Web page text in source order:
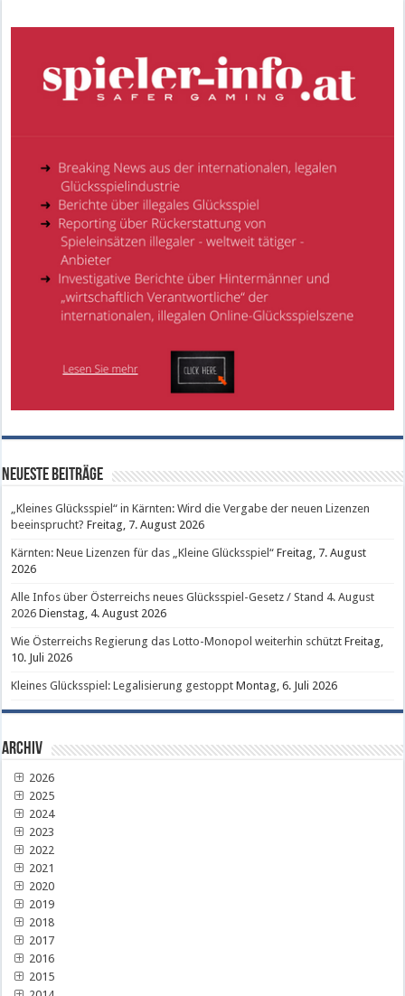
Neueste Beiträge
„Kleines Glücksspiel“ in Kärnten: Wird die Vergabe der neuen Lizenzen
beeinsprucht? Freitag, 7. August 2026
Kärnten: Neue Lizenzen für das „Kleine Glücksspiel“ Freitag, 7. August
2026
Alle Infos über Österreichs neues Glücksspiel-Gesetz / Stand 4. August
2026 Dienstag, 4. August 2026
Wie Österreichs Regierung das Lotto-Monopol weiterhin schützt Freitag,
10. Juli 2026
Kleines Glücksspiel: Legalisierung gestoppt Montag, 6. Juli 2026
Archiv
2026
2025
2024
2023
2022
2021
2020
2019
2018
2017
2016
2015